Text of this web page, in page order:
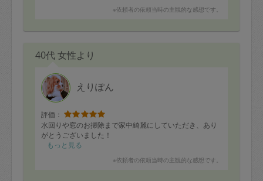
※依頼者の依頼当時の主観的な感想です。
40代 女性より
えりぽん
評価：
水回りや窓のお掃除まで家中綺麗にしていただき、あり
がとうございました！
もっと見る
※依頼者の依頼当時の主観的な感想です。